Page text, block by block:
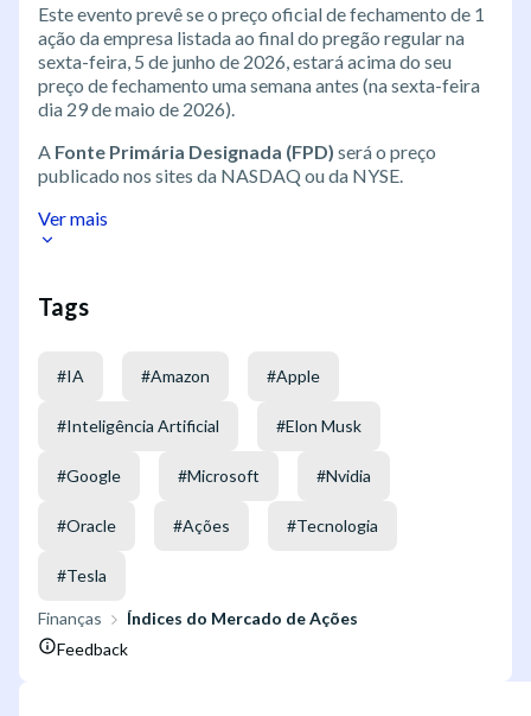
Este evento prevê se o preço oficial de fechamento de 1
ação da empresa listada ao final do pregão regular na
sexta-feira, 5 de junho de 2026, estará acima do seu
preço de fechamento uma semana antes (na sexta-feira
dia 29 de maio de 2026).
A Fonte Primária Designada (FPD) será o preço
publicado nos sites da NASDAQ ou da NYSE.
Ver mais
Tags
#IA #Amazon #Apple
#Inteligência Artificial #Elon Musk
#Google #Microsoft #Nvidia
#Oracle #Ações #Tecnologia
#Tesla
Finanças
Índices do Mercado de Ações
Feedback